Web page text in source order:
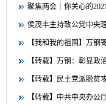
聚焦两会｜你关心的
侯茂丰主持致公党中央
【我和我的祖国】万钢
【转载】万钢：彰显政
【转载】民主党派脱贫
【转载】中共中央办公